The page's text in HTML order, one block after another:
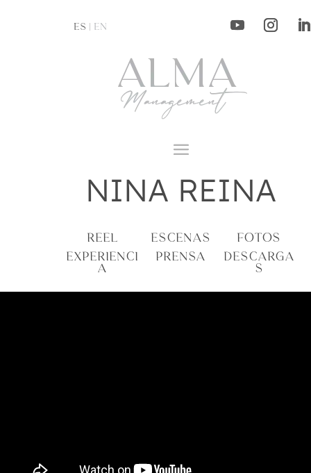
ES | EN
NINA REINA
REEL ESCENAS
FOTOS
EXPERIENCI
A
PRENSA
DESCARGA
S